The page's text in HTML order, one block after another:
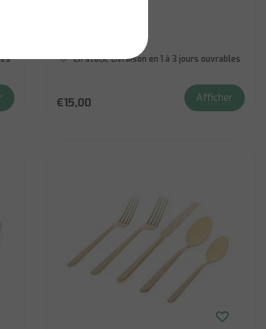
En stock:Livraison en 1 à 3 jours ouvrables
€15,00 Afficher